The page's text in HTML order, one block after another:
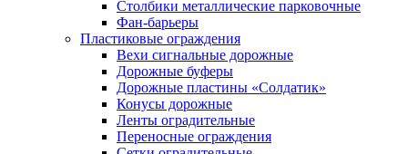
Столбики металлические парковочные
Фан-барьеры
Пластиковые ограждения
Вехи сигнальные дорожные
Дорожные буферы
Дорожные пластины «Солдатик»
Конусы дорожные
Ленты оградительные
Переносные ограждения